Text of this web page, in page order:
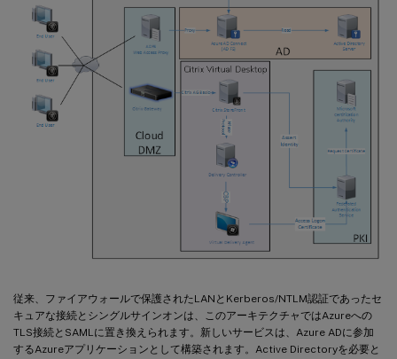
従来、ファイアウォールで保護されたLANとKerberos/NTLM認証であったセ
キュアな接続とシングルサインオンは、このアーキテクチャではAzureへの
TLS接続とSAMLに置き換えられます。新しいサービスは、Azure ADに参加
するAzureアプリケーションとして構築されます。Active Directoryを必要と